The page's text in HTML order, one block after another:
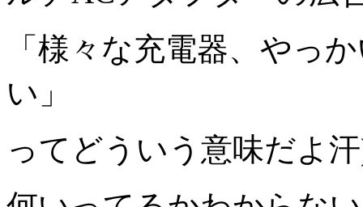
「様々な充電器、やっ
い」
ってどういう意味だよ